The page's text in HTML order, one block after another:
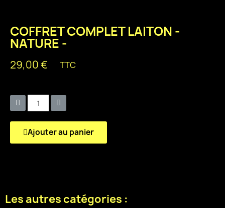
COFFRET COMPLET LAITON -
NATURE -
29,00 € TTC
Ajouter au panier
Les autres catégories :